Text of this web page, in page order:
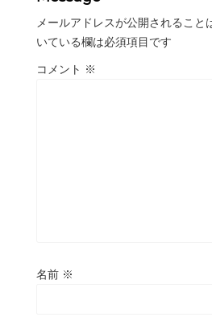
メールアドレスが公開されること
いている欄は必須項目です
コメント ※
名前 ※